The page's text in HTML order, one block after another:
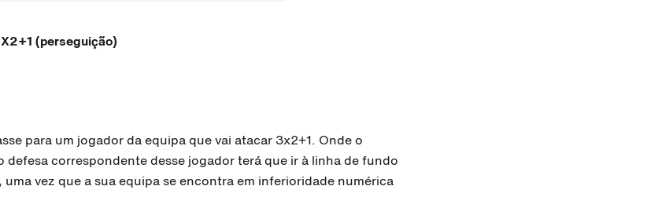
(perseguição)
para um jogador da equipa que vai atacar 3x2+1. Onde o
defesa correspondente desse jogador terá que ir à linha de fundo
vez que a sua equipa se encontra em inferioridade numérica